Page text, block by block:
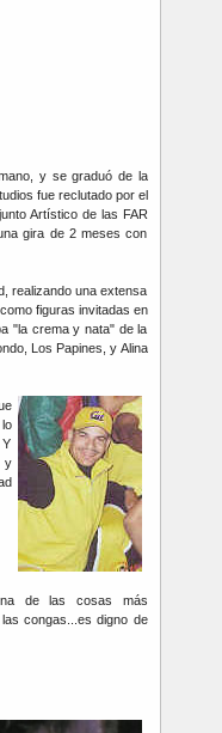
y se graduó de la
fue reclutado por el
Artístico de las FAR
gira de 2 meses con
realizando una extensa
figuras invitadas en
"la crema y nata" de la
Los Papines, y Alina
y
de las cosas más
congas...es digno de